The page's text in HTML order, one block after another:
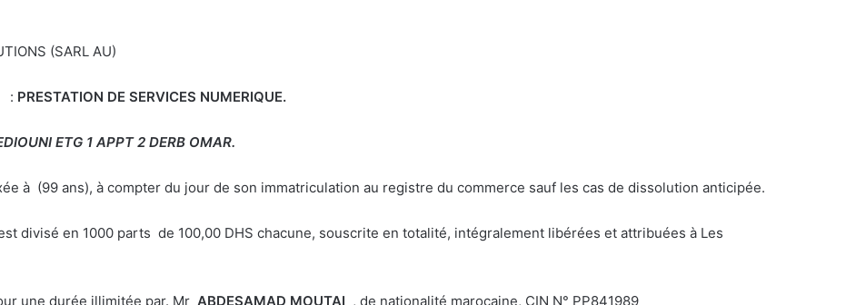
(SARL AU)
: PRESTATION DE SERVICES NUMERIQUE.
ETG 1 APPT 2 DERB OMAR.
à (99 ans), à compter du jour de son immatriculation au registre du commerce sauf les cas de dissolution anticipée.
est divisé en 1000 parts de 100,00 DHS chacune, souscrite en totalité, intégralement libérées et attribuées à Les
une durée illimitée par. Mr ABDESAMAD MOUTAI , de nationalité marocaine, CIN N° PP841989